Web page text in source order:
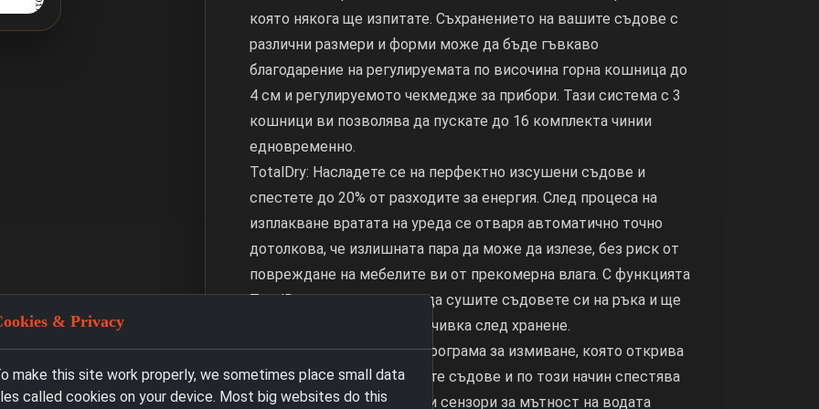
която някога ще изпитате. Съхранението на вашите съдове с
различни размери и форми може да бъде гъвкаво
благодарение на регулируемата по височина горна кошница до
4 см и регулируемото чекмедже за прибори. Тази система с 3
кошници ви позволява да пускате до 16 комплекта чинии
едновременно.
TotalDry: Насладете се на перфектно изсушени съдове и
спестете до 20% от разходите за енергия. След процеса на
изплакване вратата на уреда се отваря автоматично точно
дотолкова, че излишната пара да може да излезе, без риск от
повреждане на мебелите ви от прекомерна влага. С функцията
TotalDry вече не е нужно да сушите съдовете си на ръка и ще
имате повече време за почивка след хранене.
Автоматични програми: Програма за измиване, която открива
колко замърсени са вашите съдове и по този начин спестява
до 50% енергия. Специални сензори за мътност на водата
& Privacy
make this site work properly, we sometimes place small data
called cookies on your device. Most big websites do this